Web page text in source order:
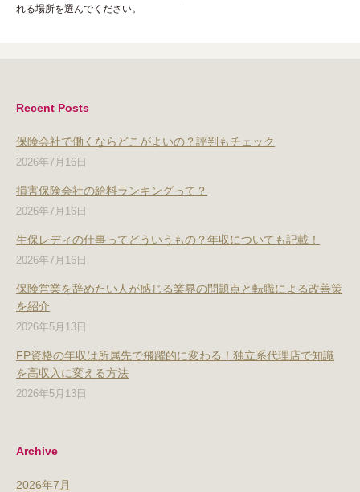
れる場所を選んでください。
Recent Posts
保険会社で働くならどこがよいの？評判もチェック
2026年7月16日
損害保険会社の給料ランキングって？
2026年7月16日
生保レディの仕事ってどういうもの？年収についても記載！
2026年7月16日
保険営業を辞めたい人が感じる業界の問題点と転職による改善策
を紹介
2026年5月13日
FP資格の年収は所属先で飛躍的に変わる！独立系代理店で知識
を高収入に変える方法
2026年5月13日
Archive
2026年7月